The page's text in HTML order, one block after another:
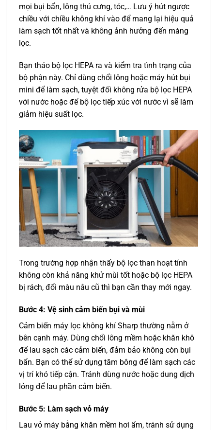
mọi bụi bẩn, lông thú cưng, tóc,… Lưu ý hút ngược
chiều với chiều không khí vào để mang lại hiệu quả
làm sạch tốt nhất và không ảnh hưởng đến màng
lọc.
Bạn tháo bộ lọc HEPA ra và kiểm tra tình trạng của
bộ phận này. Chỉ dùng chổi lông hoặc máy hút bụi
mini để làm sạch, tuyệt đối không rửa bộ lọc HEPA
với nước hoặc để bộ lọc tiếp xúc với nước vì sẽ làm
giảm hiệu suất lọc.
Trong trường hợp nhận thấy bộ lọc than hoạt tính
không còn khả năng khử mùi tốt hoặc bộ lọc HEPA
bị rách, đổi màu nâu cũ thì bạn cần thay mới ngay.
Bước 4: Vệ sinh cảm biến bụi và mùi
Cảm biến máy lọc không khí Sharp thường nằm ở
bên cạnh máy. Dùng chổi lông mềm hoặc khăn khô
để lau sạch các cảm biến, đảm bảo không còn bụi
bẩn. Bạn có thể sử dụng tăm bông để làm sạch các
vị trí khó tiếp cận. Tránh dùng nước hoặc dung dịch
lỏng để lau phần cảm biến.
Bước 5: Làm sạch vỏ máy
Lau vỏ máy bằng khăn mềm hơi ẩm, tránh sử dụng